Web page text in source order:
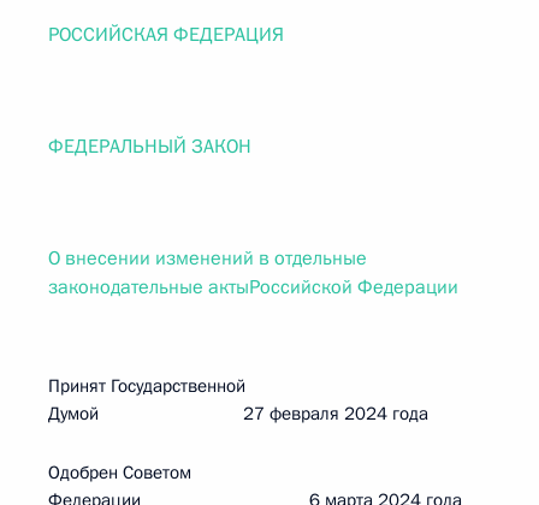
РОССИЙСКАЯ ФЕДЕРАЦИЯ
ФЕДЕРАЛЬНЫЙ ЗАКОН
О внесении изменений в отдельные
законодательные актыРоссийской Федерации
Принят Государственной
Думой 27 февраля 2024 года
Одобрен Советом
Федерации 6 марта 2024 года